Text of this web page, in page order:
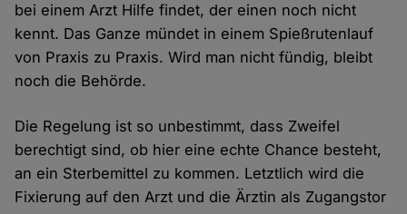
bei einem Arzt Hilfe findet, der einen noch nicht
kennt. Das Ganze mündet in einem Spießrutenlauf
von Praxis zu Praxis. Wird man nicht fündig, bleibt
noch die Behörde.
Die Regelung ist so unbestimmt, dass Zweifel
berechtigt sind, ob hier eine echte Chance besteht,
an ein Sterbemittel zu kommen. Letztlich wird die
Fixierung auf den Arzt und die Ärztin als Zugangstor